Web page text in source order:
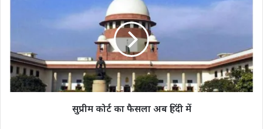
हिंदी
में
सुप्रीम कोर्ट का फैसला अब हिंदी में